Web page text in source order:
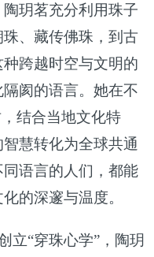
玥茗充分利用珠子
、藏传佛珠，到古
跨越时空与文明的
阂的语言。她在不
结合当地文化特
慧转化为全球共通
语言的人们，都能
的深邃与温度。
立“穿珠心学”，陶玥